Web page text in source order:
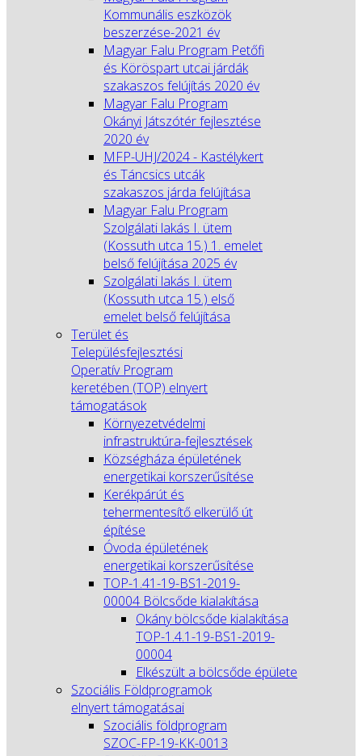
Kommunális eszközök
beszerzése-2021 év
Magyar Falu Program Petőfi
és Köröspart utcai járdák
szakaszos felújítás 2020 év
Magyar Falu Program
Okányi Játszótér fejlesztése
2020 év
MFP-UHJ/2024 - Kastélykert
és Táncsics utcák
szakaszos járda felújítása
Magyar Falu Program
Szolgálati lakás I. ütem
(Kossuth utca 15.) 1. emelet
belső felújítása 2025 év
Szolgálati lakás I. ütem
(Kossuth utca 15.) első
emelet belső felújítása
Terület és
Településfejlesztési
Operatív Program
keretében (TOP) elnyert
támogatások
Környezetvédelmi
infrastruktúra-fejlesztések
Községháza épületének
energetikai korszerűsítése
Kerékpárút és
tehermentesítő elkerülő út
építése
Óvoda épületének
energetikai korszerűsítése
TOP-1.41-19-BS1-2019-
00004 Bölcsőde kialakítása
Okány bölcsőde kialakítása
TOP-1.4.1-19-BS1-2019-
00004
Elkészült a bölcsőde épülete
Szociális Földprogramok
elnyert támogatásai
Szociális földprogram
SZOC-FP-19-KK-0013